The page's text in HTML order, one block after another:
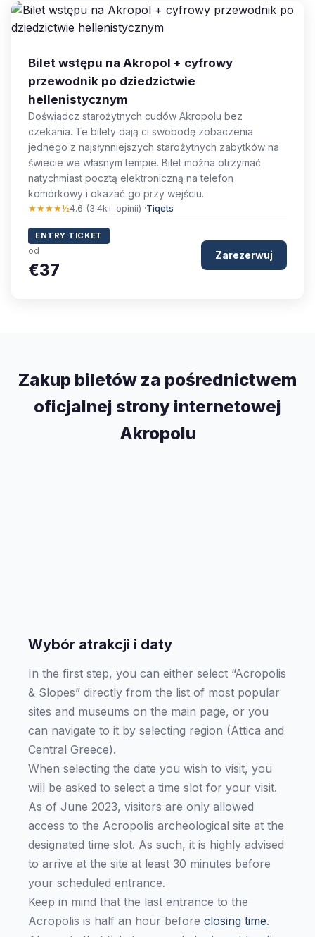
Bilet wstępu na Akropol + cyfrowy
przewodnik po dziedzictwie
hellenistycznym
Doświadcz starożytnych cudów Akropolu bez
czekania. Te bilety dają ci swobodę zobaczenia
jednego z najsłynniejszych starożytnych zabytków na
świecie we własnym tempie. Bilet można otrzymać
natychmiast pocztą elektroniczną na telefon
komórkowy i okazać go przy wejściu.
★★★★½4.6 (3.4k+ opinii) ·Tiqets
ENTRY TICKET
od
€37
Zarezerwuj
Zakup biletów za pośrednictwem
oficjalnej strony internetowej
Akropolu
Wybór atrakcji i daty
In the first step, you can either select “Acropolis
& Slopes” directly from the list of most popular
sites and museums on the main page, or you
can navigate to it by selecting region (Attica and
Central Greece).
When selecting the date you wish to visit, you
will be asked to select a time slot for your visit.
As of June 2023, visitors are only allowed
access to the Acropolis archeological site at the
designated time slot. As such, it is highly advised
to arrive at the site at least 30 minutes before
your scheduled entrance.
Keep in mind that the last entrance to the
Acropolis is half an hour before closing time.